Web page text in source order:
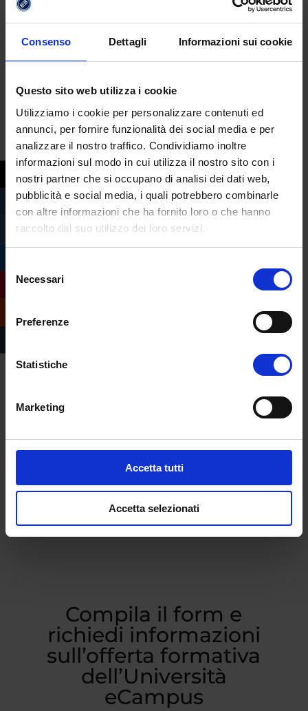
Consenso Dettagli Informazioni sui cookie
Questo sito web utilizza i cookie
Utilizziamo i cookie per personalizzare contenuti ed
annunci, per fornire funzionalità dei social media e per
analizzare il nostro traffico. Condividiamo inoltre
informazioni sul modo in cui utilizza il nostro sito con i
nostri partner che si occupano di analisi dei dati web,
pubblicità e social media, i quali potrebbero combinarle
con altre informazioni che ha fornito loro o che hanno
raccolto dal suo utilizzo dei loro servizi.
delNecessari
Preferenze
Statistiche
Marketing
Accetta tutti
Accetta selezionati
esempio Times New Roman, Arial o Calibri)
e usarecolori sobricon uncontrasto
adeguato. Se si devono inserire tabelle,
grafici o immagini, è importante che siano
supportare visivamente il discorso senza
distrarre.
Infine, oltre a programmi come PowerPoint
e Google Slides, online esistono diverse
alternative gratuite e molto valide per
creare presentazioni efficaci e belle da
vedere come Keynote (ideale per chi usa
Compila il form e
richiedi informazioni
sull’offerta formativa
dell’Università
eCampus